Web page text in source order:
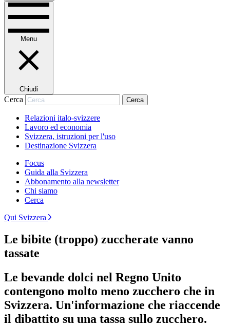
Menu
Chiudi
Cerca Cerca
Relazioni italo-svizzere
Lavoro ed economia
Svizzera, istruzioni per l'uso
Destinazione Svizzera
Focus
Guida alla Svizzera
Abbonamento alla newsletter
Chi siamo
Cerca
Qui Svizzera
Le bibite (troppo) zuccherate vanno
tassate
Le bevande dolci nel Regno Unito
contengono molto meno zucchero che in
Svizzera. Un'informazione che riaccende
il dibattito su una tassa sullo zucchero.